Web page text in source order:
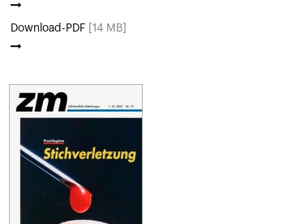
Download-PDF [14 MB]